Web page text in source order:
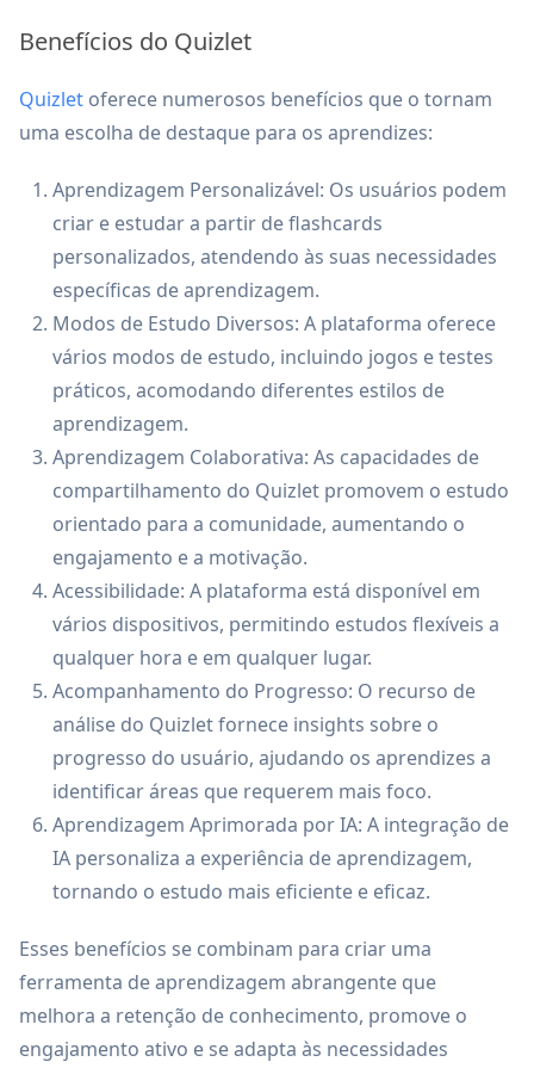
Benefícios do Quizlet
Quizlet oferece numerosos benefícios que o tornam
uma escolha de destaque para os aprendizes:
Aprendizagem Personalizável: Os usuários podem
criar e estudar a partir de flashcards
personalizados, atendendo às suas necessidades
específicas de aprendizagem.
Modos de Estudo Diversos: A plataforma oferece
vários modos de estudo, incluindo jogos e testes
práticos, acomodando diferentes estilos de
aprendizagem.
Aprendizagem Colaborativa: As capacidades de
compartilhamento do Quizlet promovem o estudo
orientado para a comunidade, aumentando o
engajamento e a motivação.
Acessibilidade: A plataforma está disponível em
vários dispositivos, permitindo estudos flexíveis a
qualquer hora e em qualquer lugar.
Acompanhamento do Progresso: O recurso de
análise do Quizlet fornece insights sobre o
progresso do usuário, ajudando os aprendizes a
identificar áreas que requerem mais foco.
Aprendizagem Aprimorada por IA: A integração de
IA personaliza a experiência de aprendizagem,
tornando o estudo mais eficiente e eficaz.
Esses benefícios se combinam para criar uma
ferramenta de aprendizagem abrangente que
melhora a retenção de conhecimento, promove o
engajamento ativo e se adapta às necessidades